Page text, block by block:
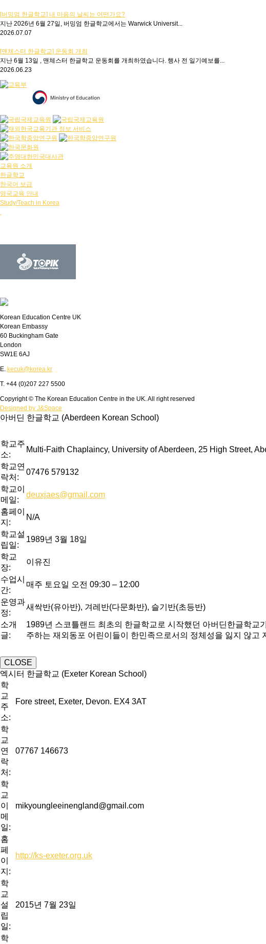
[버밍엄 한글학교] 내 마음의 날씨는 어떤가요?
지난 2026년 6월 27일, 버밍엄 한글학교에서는 Warwick Universit...
2026.07.07
[맨체스터 한글학교] 운동회 개최
지난 6월 13일 , 맨체스터 한글학교 운동회를 개최하였습니다. 행사 전 일기예보를...
2026.06.23
교육원 소개
한글학교
한국어 보급
영국교육 안내
Study/Teach in Korea
Korean Education Centre UK
Korean Embassy
60 Buckingham Gate
London
SW1E 6AJ
E. kecuk@korea.kr
T. +44 (0)207 227 5500
Copyright © The Korean Education Centre in the UK. All right reserved
Designed by J&Space
아버딘 한글학교 (Aberdeen Korean School)
학교주
소:
Multi-Faith Chaplaincy, University of Aberdeen, 25 High Street,
학교연
락처:
07476 579132
학교이
메일:
deuxjaes@gmail.com
홈페이
지:
N/A
학교설
립일:
1989년 3월 18일
학교
장:
이유진
수업시
간:
매주 토요일 오전 09:30 – 12:00
운영과
정:
새싹반(유아반), 겨레반(다문화반), 슬기반(초등반)
소개
글:
1989년 스코틀랜드 최초의 한글학교로 시작했던 아버딘한글학교
주하는 재외동포 어린이들이 한민족으로서의 정체성을 잃지 않
CLOSE
엑시터 한글학교 (Exeter Korean School)
학
교
주
소:
Fore street, Exeter, Devon. EX4 3AT
학
교
연
락
처:
07767 146673
학
교
이
메
일:
mikyoungleeinengland@gmail.com
홈
페
이
지:
http://ks-exeter.org.uk
학
교
설
립
일:
2015년 7월 23일
학